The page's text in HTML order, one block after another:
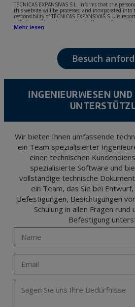
TÉCNICAS EXPANSIVAS S.L. informs that the
this website will be processed and incorporated into
responsibility of TÉCNICAS EXPANSIVAS S.L, is
collection, although, according to the specific case,
following: attention to your referred request,
The data in our files are strictly confidential and
confidentiality and shall comply with all the
Data Protection Regulation (GDPR) 2016.
According to Data Protection legislation, you are
encrypted. Should these details be sent, it is done
The user may at any time exercise their rights of
and opposition under the provisions of the General
Portalada II | c/ Segador 13, 26006 | Logroño (La
Mehr lesen
Besuch
INGENIEURWESEN
Wir bieten Ihnen umfassende
ein Team spezialisierter
einen technischen
spezialisierte Software und
vollständige technische
ein Team, das Sie bei
Befestigungen, Besichtigungen
Schulung in allen Fragen
Befestigung